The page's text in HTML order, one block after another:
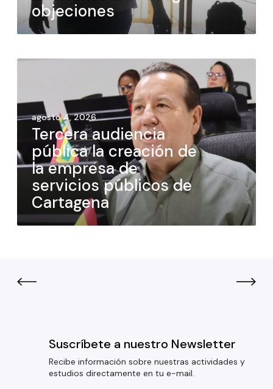
objeciones
agosto 4, 2026
Tercera audiencia
pública la creación de
la empresa de
servicios públicos de
Cartagena
Suscríbete a nuestro Newsletter
Recibe información sobre nuestras actividades y
estudios directamente en tu e-mail.